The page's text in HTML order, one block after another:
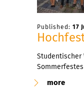
Published: 17
Studentischer
Sommerfestes
more